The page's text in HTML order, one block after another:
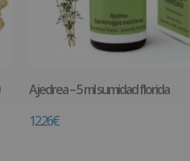
Ajedrea – 5 ml sumidad florida
12.26€